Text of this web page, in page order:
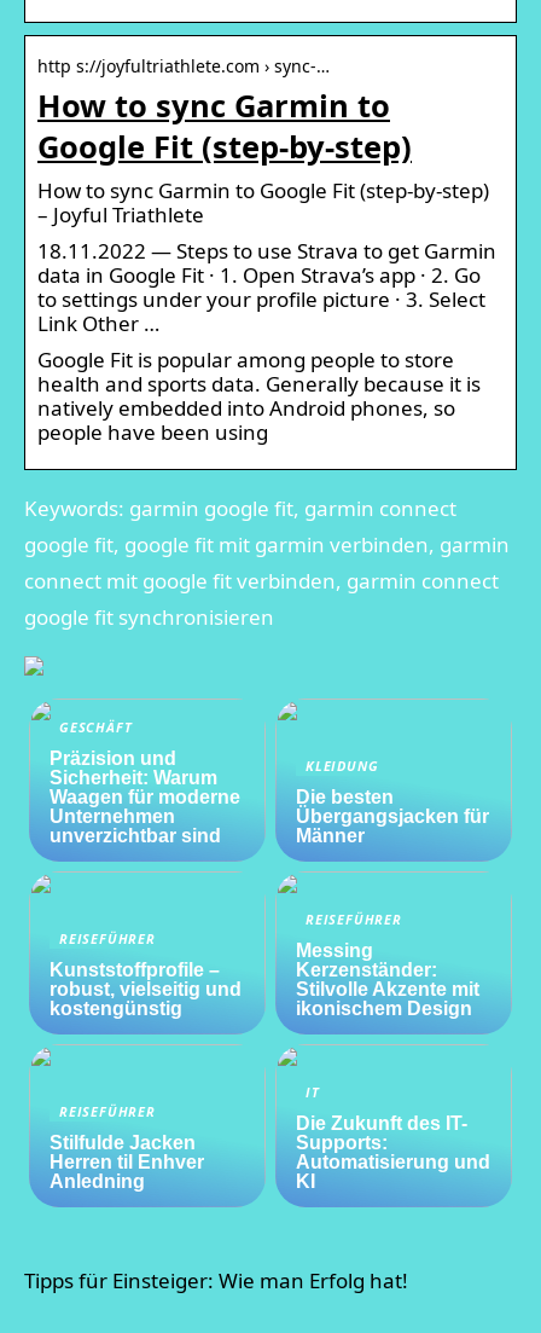
http s://joyfultriathlete.com › sync-…
How to sync Garmin to
Google Fit (step-by-step)
How to sync Garmin to Google Fit (step-by-step)
– Joyful Triathlete
18.11.2022 — Steps to use Strava to get Garmin
data in Google Fit · 1. Open Strava’s app · 2. Go
to settings under your profile picture · 3. Select
Link Other …
Google Fit is popular among people to store
health and sports data. Generally because it is
natively embedded into Android phones, so
people have been using
Keywords: garmin google fit, garmin connect
google fit, google fit mit garmin verbinden, garmin
connect mit google fit verbinden, garmin connect
google fit synchronisieren
GESCHÄFT
Präzision und
Sicherheit: Warum
Waagen für moderne
Unternehmen
unverzichtbar sind
KLEIDUNG
Die besten
Übergangsjacken für
Männer
REISEFÜHRER
Kunststoffprofile –
robust, vielseitig und
kostengünstig
REISEFÜHRER
Messing
Kerzenständer:
Stilvolle Akzente mit
ikonischem Design
REISEFÜHRER
Stilfulde Jacken
Herren til Enhver
Anledning
IT
Die Zukunft des IT-
Supports:
Automatisierung und
KI
Tipps für Einsteiger: Wie man Erfolg hat!